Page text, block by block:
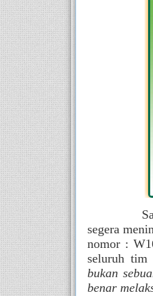
Saat
segera
nomor :
seluruh tim
bukan
benar